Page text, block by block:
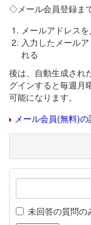
◇メール会員登録ま
メールアドレスを
入力したメール
れる
後は、自動生成され
グインすると毎週月
可能になります。
メール会員(無料)の
未回答の質問の